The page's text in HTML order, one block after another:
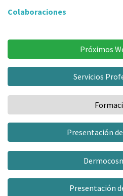
Colaboraciones
Próximos
Servicios
Presentación
Presentación